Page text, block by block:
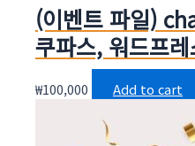
(이벤트 파일)
쿠파스, 워드프
₩100,000 Add to cart